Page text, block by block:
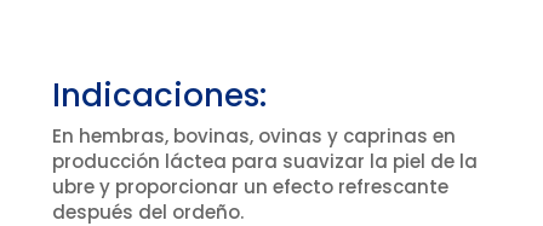
Indicaciones:
En hembras, bovinas, ovinas y caprinas en
producción láctea para suavizar la piel de la
ubre y proporcionar un efecto refrescante
después del ordeño.